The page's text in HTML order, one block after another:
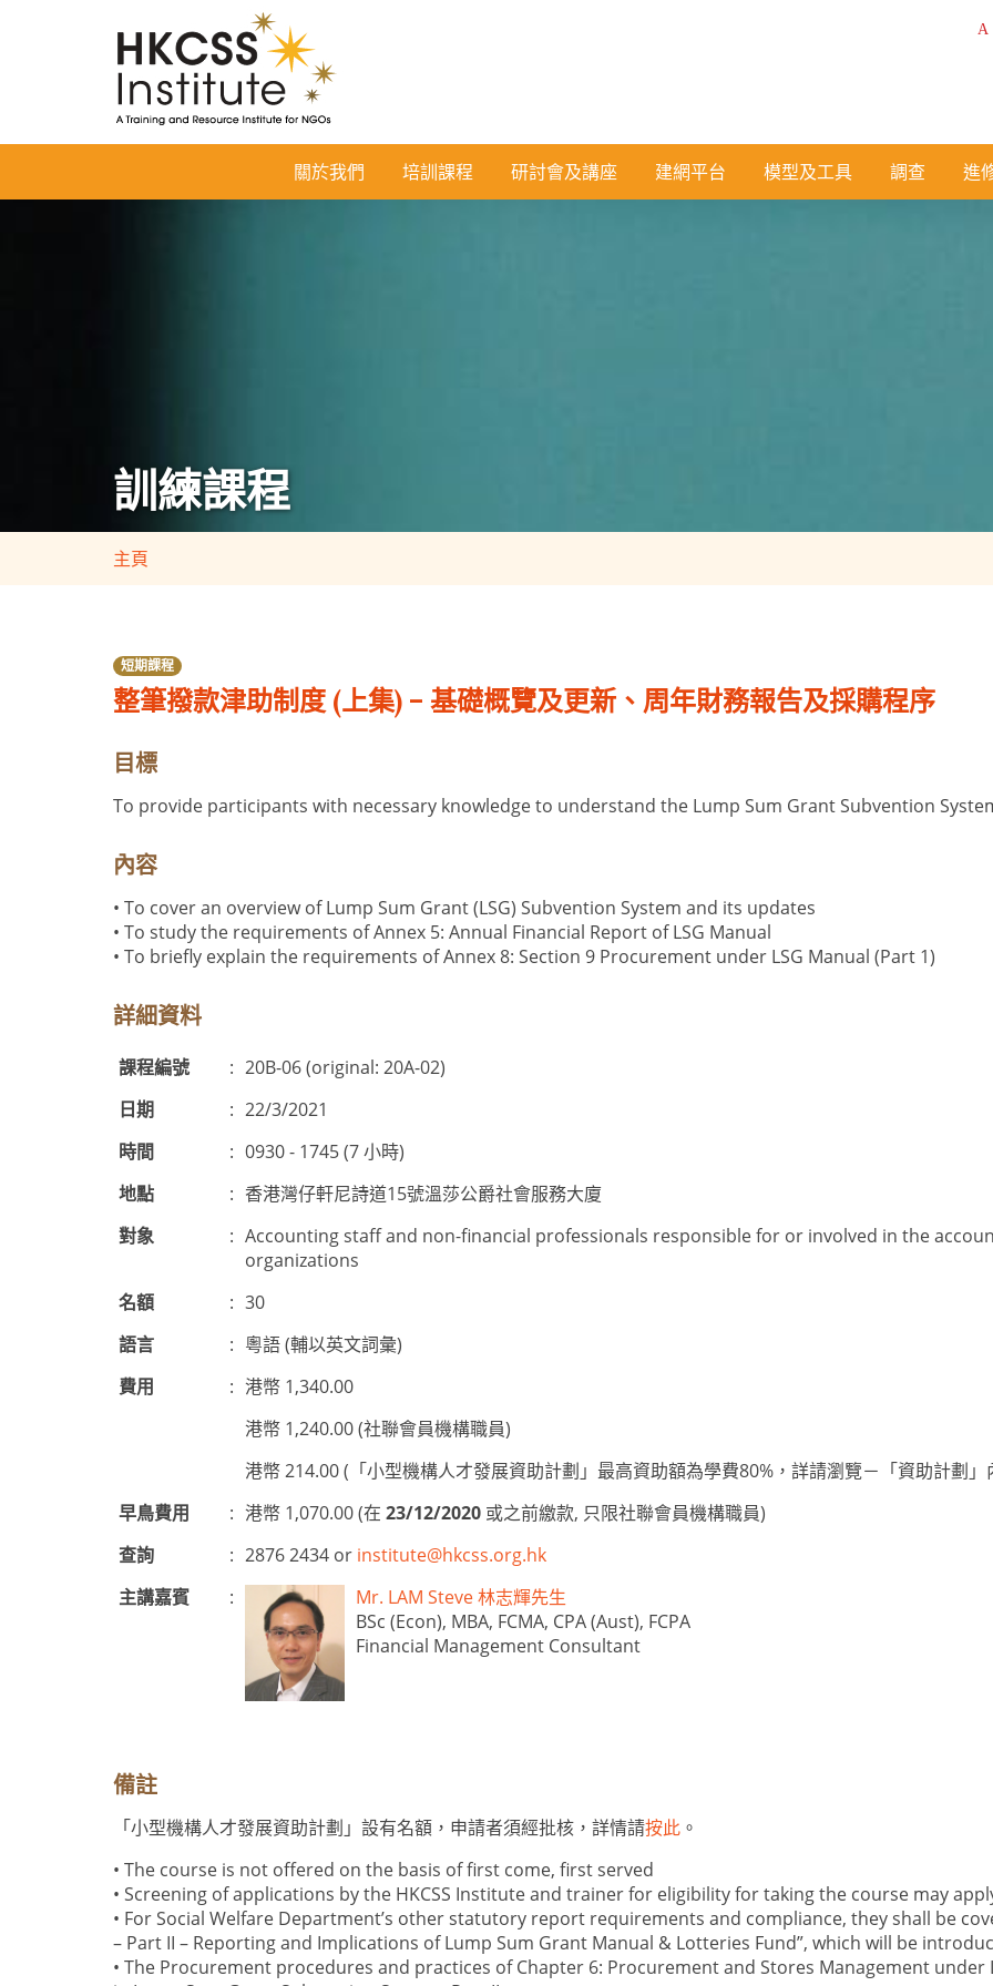
Institute
A
關於我們 培訓課程 研討會及講座 建網平台 模型及工具 調查 進
訓練課程
主頁
短期課程
整筆撥款津助制度 (上集) – 基礎概覽及更新、周年財務報告及採購程序
目標
To provide participants with necessary knowledge to understand the Lump Sum Grant Subvention
內容
• To cover an overview of Lump Sum Grant (LSG) Subvention System and its updates
• To study the requirements of Annex 5: Annual Financial Report of LSG Manual
• To briefly explain the requirements of Annex 8: Section 9 Procurement under LSG Manual (Part 1)
詳細資料
課程編號 : 20B-06 (original: 20A-02)
日期
: 22/3/2021
時間
: 0930 - 1745 (7 小時)
地點
: 香港灣仔軒尼詩道15號溫莎公爵社會服務大廈
對象
: Accounting staff and non-financial professionals responsible for or involved in the
organizations
名額
: 30
語言
: 粵語 (輔以英文詞彙)
費用
: 港幣 1,340.00
港幣 1,240.00 (社聯會員機構職員)
港幣 214.00 (「小型機構人才發展資助計劃」最高資助額為學費80%，詳請瀏覽－「資助計劃」
早鳥費用
: 港幣 1,070.00 (在 23/12/2020 或之前繳款, 只限社聯會員機構職員)
查詢
: 2876 2434 or institute@hkcss.org.hk
主講嘉賓
:
Mr. LAM Steve 林志輝先生
BSc (Econ), MBA, FCMA, CPA (Aust), FCPA
Financial Management Consultant
備註
「小型機構人才發展資助計劃」設有名額，申請者須經批核，詳情請按此 。
• The course is not offered on the basis of first come, first served
• Screening of applications by the HKCSS Institute and trainer for eligibility for taking the course may
• For Social Welfare Department’s other statutory report requirements and compliance, they shall be
– Part II – Reporting and Implications of Lump Sum Grant Manual & Lotteries Fund”, which will be
• The Procurement procedures and practices of Chapter 6: Procurement and Stores Management